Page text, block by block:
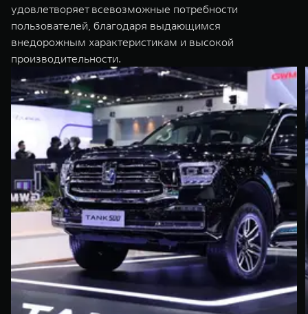
удовлетворяет всевозможные потребности
пользователей, благодаря выдающимся
внедорожным характеристикам и высокой
производительности.